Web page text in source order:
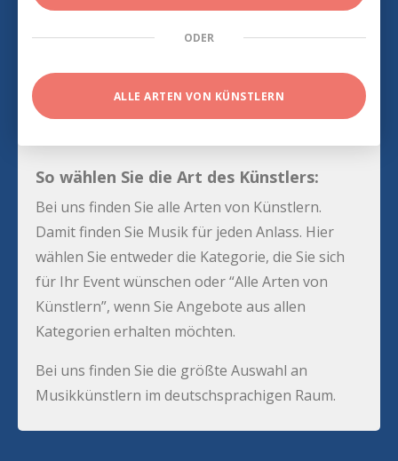
ODER
ALLE ARTEN VON KÜNSTLERN
So wählen Sie die Art des Künstlers:
Bei uns finden Sie alle Arten von Künstlern.
Damit finden Sie Musik für jeden Anlass. Hier
wählen Sie entweder die Kategorie, die Sie sich
für Ihr Event wünschen oder “Alle Arten von
Künstlern”, wenn Sie Angebote aus allen
Kategorien erhalten möchten.
Bei uns finden Sie die größte Auswahl an
Musikkünstlern im deutschsprachigen Raum.